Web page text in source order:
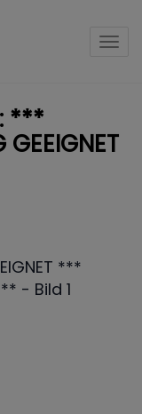
***